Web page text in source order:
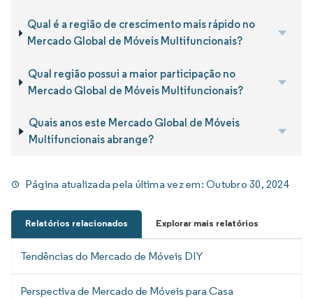
Qual é a região de crescimento mais rápido no
Mercado Global de Móveis Multifuncionais?
Qual região possui a maior participação no
Mercado Global de Móveis Multifuncionais?
Quais anos este Mercado Global de Móveis
Multifuncionais abrange?
Página atualizada pela última vez em:Outubro 30, 2024
Relatórios relacionados Explorar mais relatórios
Tendências do Mercado de Móveis DIY
Perspectiva de Mercado de Móveis para Casa